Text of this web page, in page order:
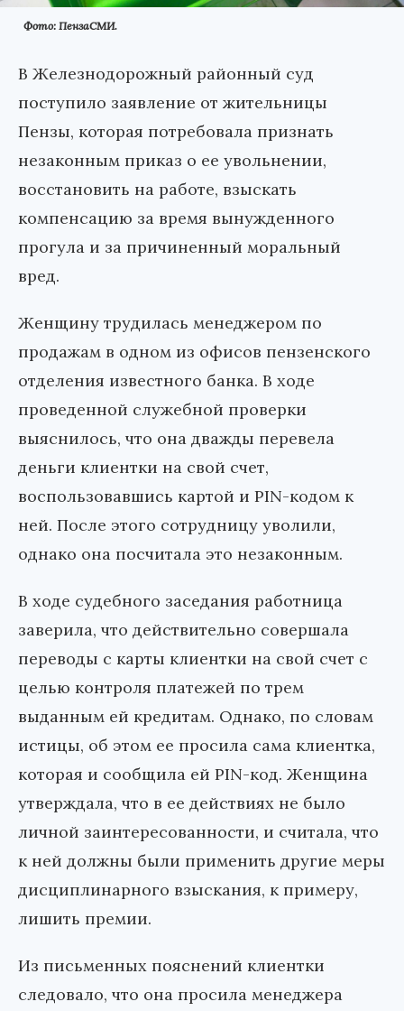
Фото: ПензаСМИ.
В Железнодорожный районный суд
поступило заявление от жительницы
Пензы, которая потребовала признать
незаконным приказ о ее увольнении,
восстановить на работе, взыскать
компенсацию за время вынужденного
прогула и за причиненный моральный
вред.
Женщину трудилась менеджером по
продажам в одном из офисов пензенского
отделения известного банка. В ходе
проведенной служебной проверки
выяснилось, что она дважды перевела
деньги клиентки на свой счет,
воспользовавшись картой и PIN-кодом к
ней. После этого сотрудницу уволили,
однако она посчитала это незаконным.
В ходе судебного заседания работница
заверила, что действительно совершала
переводы с карты клиентки на свой счет с
целью контроля платежей по трем
выданным ей кредитам. Однако, по словам
истицы, об этом ее просила сама клиентка,
которая и сообщила ей PIN-код. Женщина
утверждала, что в ее действиях не было
личной заинтересованности, и считала, что
к ней должны были применить другие меры
дисциплинарного взыскания, к примеру,
лишить премии.
Из письменных пояснений клиентки
следовало, что она просила менеджера